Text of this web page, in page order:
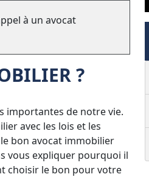
à un avocat
?
importantes de notre vie.
avec les lois et les
bon avocat immobilier
vous expliquer pourquoi il
choisir le bon pour votre